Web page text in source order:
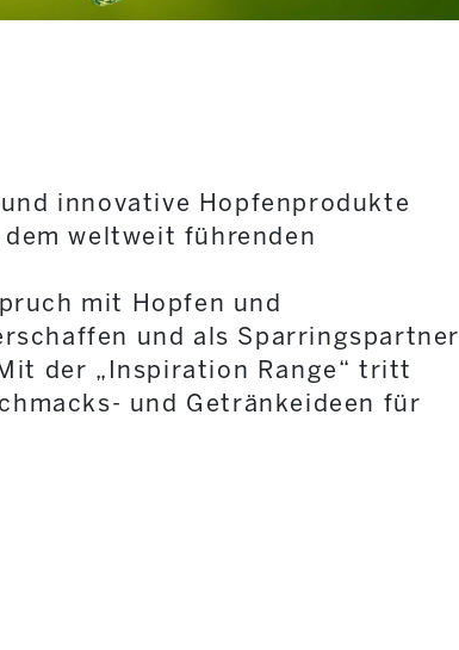
innovative Hopfenprodukte
weltweit führenden
mit Hopfen und
und als Sparringspartner
der „Inspiration Range“ tritt
und Getränkeideen für